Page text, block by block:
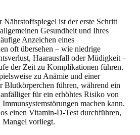
Nährstoffspiegel ist der erste Schritt
Gesundheit und Ihres
Anzeichen eines
oft übersehen – wie niedrige
Haarausfall oder Müdigkeit –
der Zeit zu Komplikationen führen.
zu Anämie und einer
Blutkörperchen führen, während ein
für ein erhöhtes Risiko von
machen kann.
einen Vitamin-D-Test durchführen,
Mangel vorliegt.